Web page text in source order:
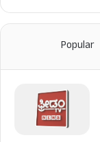
Popular